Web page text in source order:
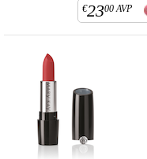
€2300 AVP